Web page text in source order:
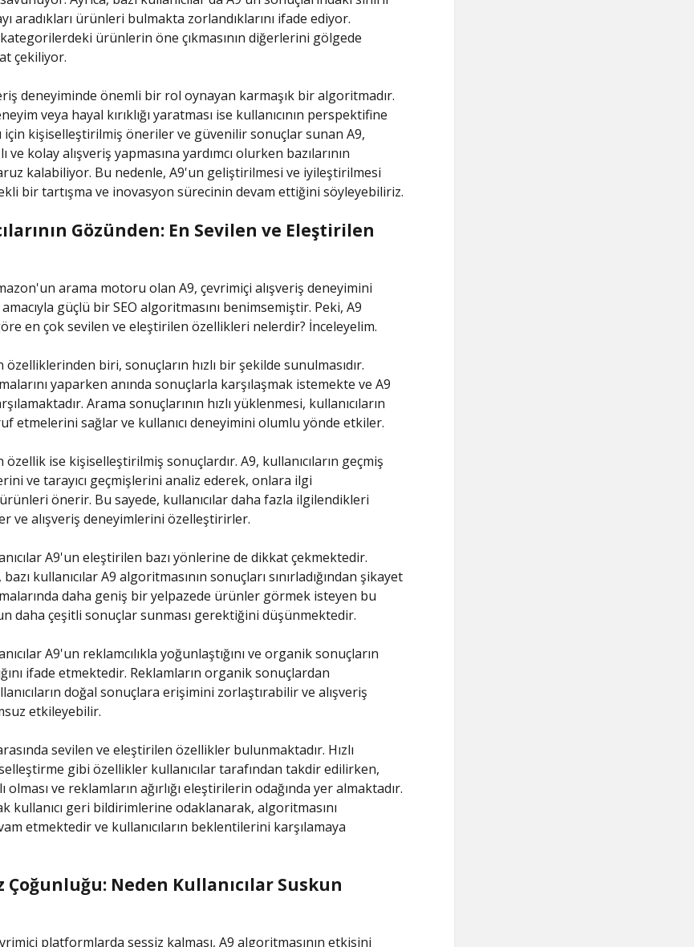
aradıkları ürünleri bulmakta zorlandıklarını ifade ediyor.
ürünlerin öne çıkmasının diğerlerini gölgede
çekiliyor.
deneyiminde önemli bir rol oynayan karmaşık bir algoritmadır.
veya hayal kırıklığı yaratması ise kullanıcının perspektifine
için kişiselleştirilmiş öneriler ve güvenilir sonuçlar sunan A9,
ve kolay alışveriş yapmasına yardımcı olurken bazılarının
kalabiliyor. Bu nedenle, A9'un geliştirilmesi ve iyileştirilmesi
bir tartışma ve inovasyon sürecinin devam ettiğini söyleyebiliriz.
Gözünden: En Sevilen ve Eleştirilen
arama motoru olan A9, çevrimiçi alışveriş deneyimini
güçlü bir SEO algoritmasını benimsemiştir. Peki, A9
en çok sevilen ve eleştirilen özellikleri nelerdir? İnceleyelim.
biri, sonuçların hızlı bir şekilde sunulmasıdır.
yaparken anında sonuçlarla karşılaşmak istemekte ve A9
Arama sonuçlarının hızlı yüklenmesi, kullanıcıların
etmelerini sağlar ve kullanıcı deneyimini olumlu yönde etkiler.
ise kişiselleştirilmiş sonuçlardır. A9, kullanıcıların geçmiş
ve tarayıcı geçmişlerini analiz ederek, onlara ilgi
önerir. Bu sayede, kullanıcılar daha fazla ilgilendikleri
ve alışveriş deneyimlerini özelleştirirler.
A9'un eleştirilen bazı yönlerine de dikkat çekmektedir.
kullanıcılar A9 algoritmasının sonuçları sınırladığından şikayet
daha geniş bir yelpazede ürünler görmek isteyen bu
daha çeşitli sonuçlar sunması gerektiğini düşünmektedir.
A9'un reklamcılıkla yoğunlaştığını ve organik sonuçların
ifade etmektedir. Reklamların organik sonuçlardan
doğal sonuçlara erişimini zorlaştırabilir ve alışveriş
etkileyebilir.
sevilen ve eleştirilen özellikler bulunmaktadır. Hızlı
gibi özellikler kullanıcılar tarafından takdir edilirken,
olması ve reklamların ağırlığı eleştirilerin odağında yer almaktadır.
kullanıcı geri bildirimlerine odaklanarak, algoritmasını
etmektedir ve kullanıcıların beklentilerini karşılamaya
Çoğunluğu: Neden Kullanıcılar Suskun
platformlarda sessiz kalması, A9 algoritmasının etkisini